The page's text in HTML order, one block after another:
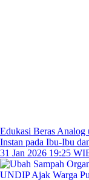
Edukasi Beras
Instan pada Ibu-Ibu
31 Jan 2026 19:25